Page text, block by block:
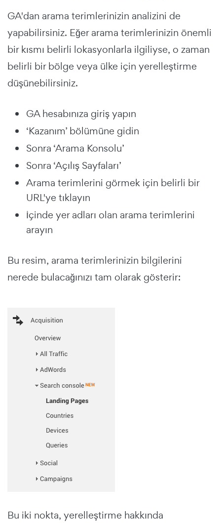
GA'dan arama terimlerinizin analizini de
yapabilirsiniz. Eğer arama terimlerinizin önemli
bir kısmı belirli lokasyonlarla ilgiliyse, o zaman
belirli bir bölge veya ülke için yerelleştirme
düşünebilirsiniz.
GA hesabınıza giriş yapın
‘Kazanım’ bölümüne gidin
Sonra ‘Arama Konsolu’
Sonra ‘Açılış Sayfaları’
Arama terimlerini görmek için belirli bir
URL'ye tıklayın
İçinde yer adları olan arama terimlerini
arayın
Bu resim, arama terimlerinizin bilgilerini
nerede bulacağınızı tam olarak gösterir:
Bu iki nokta, yerelleştirme hakkında